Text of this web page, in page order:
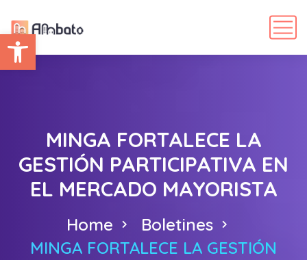
Abrir barra de herramientas
MINGA FORTALECE LA
GESTIÓN PARTICIPATIVA EN
EL MERCADO MAYORISTA
Home
Boletines
MINGA FORTALECE LA GESTIÓN